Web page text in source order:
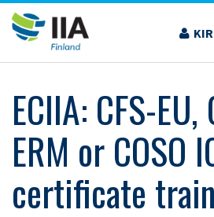
Siirry
sisältöön
›KOULUTUS JA TAPAHTUMAT
ECIIA: CFS-EU,
CERTIFICATE TRAINING ONLINE (ENGLISH)
ECIIA: CFS-EU,
ERM or COSO
certificate